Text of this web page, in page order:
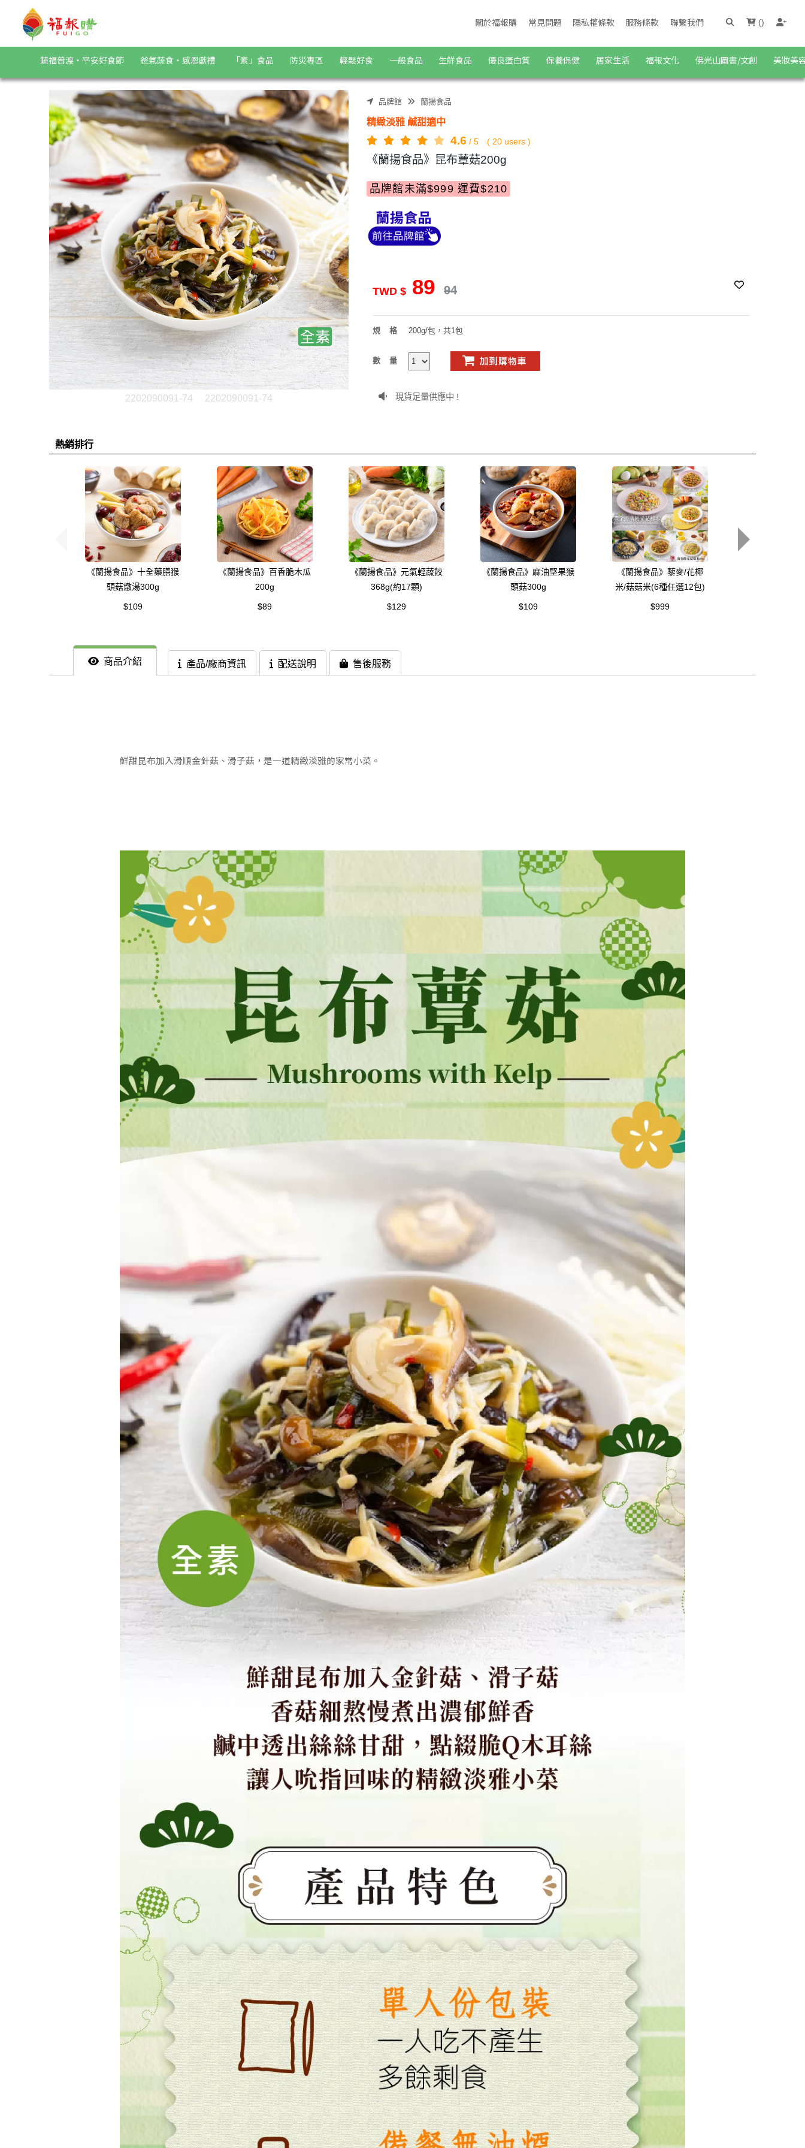
《蘭揚食品》昆布蕈菇200g | 福報購蔬食購物商城
關於福報購 常見問題 隱私權條款 服務條款 聯繫我們 ()
蔬福普渡・平安好食節 爸氣蔬食・感恩獻禮 「素」食品 防災專區 輕鬆好食 一般食品 生鮮食品 優良蛋白質 保養保健 居家生活 福報文化 佛光山圖書/文創 美妝美
2202090091-74 2202090091-74
品牌館 蘭揚食品
精緻淡雅 鹹甜適中
4.6 / 5 ( 20 users )
《蘭揚食品》昆布蕈菇200g
品牌館未滿$999 運費$210
TWD $ 89 94
規格 200g/包，共1包
數量
現貨足量供應中 !
熱銷排行
《蘭揚食品》十全藥膳猴
頭菇燉湯300g
$109
《蘭揚食品》百香脆木瓜
200g
$89
《蘭揚食品》元氣輕蔬餃
368g(約17顆)
$129
《蘭揚食品》麻油堅果猴
頭菇300g
$109
《蘭揚食品》藜麥/花椰
米/菇菇米(6種任選12包)
$999
商品介紹 產品/廠商資訊 配送說明 售後服務
鮮甜昆布加入滑順金針菇、滑子菇，是一道精緻淡雅的家常小菜。